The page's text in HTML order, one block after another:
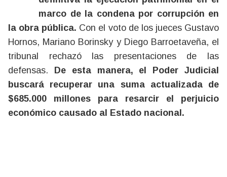
marco de la condena por corrupción en
la obra pública. Con el voto de los jueces Gustavo
Hornos, Mariano Borinsky y Diego Barroetaveña, el
tribunal rechazó las presentaciones de las
defensas.
De esta manera, el Poder Judicial
buscará recuperar una suma actualizada de
$685.000 millones para resarcir el perjuicio
económico causado al Estado nacional.